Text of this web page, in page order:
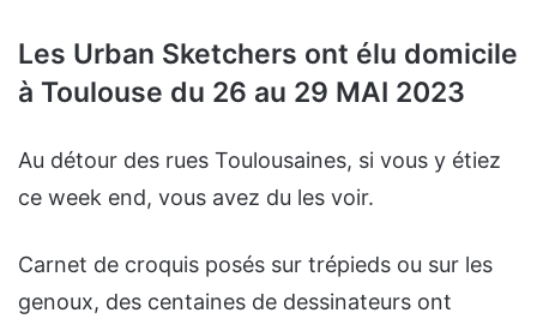
Les Urban Sketchers ont élu domicile
à Toulouse du 26 au 29 MAI 2023
Au détour des rues Toulousaines, si vous y étiez
ce week end, vous avez du les voir.
Carnet de croquis posés sur trépieds ou sur les
genoux, des centaines de dessinateurs ont